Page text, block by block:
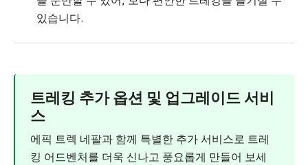
있습니다.
트레킹 추가 옵션 및 업그레이드 서비
스
에픽 트렉 네팔과 함께 특별한 추가 서비스로 트레
킹 어드벤처를 더욱 신나고 풍요롭게 만들어 보세